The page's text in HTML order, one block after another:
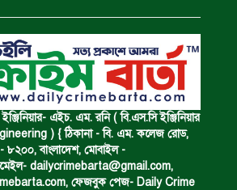
প্লাবিত হওয়ার শঙ্কা।
করে স্বামীর আত্মহত্যা।
ও হত্যা মামলায় মৃত্যুদণ্ড।
এইচ. এম. রনি ( বি.এস.সি ইঞ্জিনিয়ার
) { ঠিকানা - বি. এম. কলেজ রোড,
- ৮২০০, বাংলাদেশ, মোবাইল -
dailycrimebarta@gmail.com,
ফেজবুক পেজ- Daily Crime